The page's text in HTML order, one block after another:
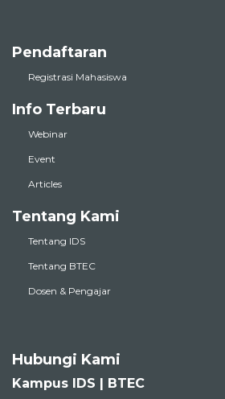
Pendaftaran
Registrasi Mahasiswa
Info Terbaru
Webinar
Event
Articles
Tentang Kami
Tentang IDS
Tentang BTEC
Dosen & Pengajar
Hubungi Kami
Kampus IDS | BTEC